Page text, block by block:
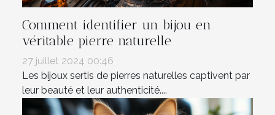
Comment identifier un bijou en
véritable pierre naturelle
27 juillet 2024 00:46
Les bijoux sertis de pierres naturelles captivent par
leur beauté et leur authenticité....